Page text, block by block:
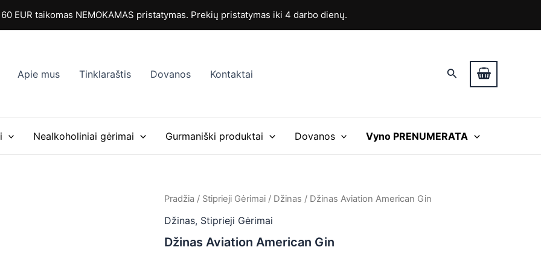
EUR taikomas NEMOKAMAS pristatymas. Prekių pristatymas iki 4 darbo dienų.
Apie mus Tinklaraštis Dovanos Kontaktai Paieška
Nealkoholiniai gėrimai Gurmaniški produktai Dovanos Vyno PRENUMERATA
Pradžia / Stiprieji Gėrimai / Džinas / Džinas Aviation American Gin
Džinas, Stiprieji Gėrimai
Džinas Aviation American Gin